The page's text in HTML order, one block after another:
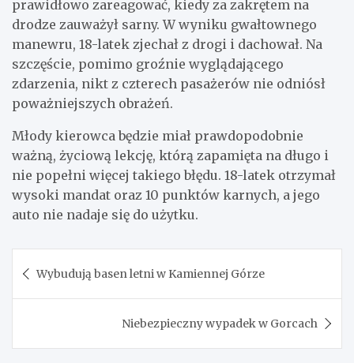
prawidłowo zareagować, kiedy za zakrętem na
drodze zauważył sarny. W wyniku gwałtownego
manewru, 18-latek zjechał z drogi i dachował. Na
szczęście, pomimo groźnie wyglądającego
zdarzenia, nikt z czterech pasażerów nie odniósł
poważniejszych obrażeń.
Młody kierowca będzie miał prawdopodobnie
ważną, życiową lekcję, którą zapamięta na długo i
nie popełni więcej takiego błędu. 18-latek otrzymał
wysoki mandat oraz 10 punktów karnych, a jego
auto nie nadaje się do użytku.
wpisu
Wybudują basen letni w Kamiennej Górze
Niebezpieczny wypadek w Gorcach